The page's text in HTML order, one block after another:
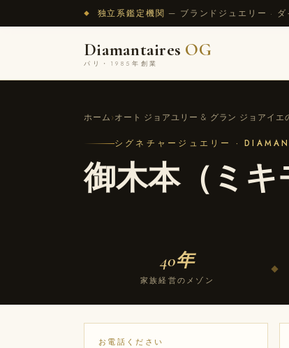
◆ 独立系鑑定機関 — ブランドジュエリー ·
Diamantaires OG
パリ・1985年創業
ホーム›オート ジョアユリー & グラン ジョアイエ
シグネチャージュエリー ·
御木本（ミ
40年
家族経営のメゾン
◆
お電話ください